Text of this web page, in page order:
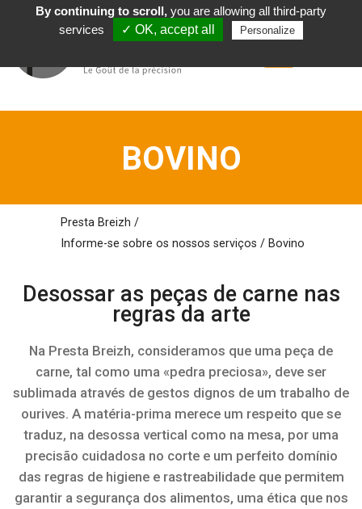
Português
BOVINO
Presta Breizh /
Informe-se sobre os nossos serviços / Bovino
Desossar as peças de carnenas
regras da arte
Na Presta Breizh, consideramos que uma peça de
carne, tal como uma «pedra preciosa», deve ser
sublimada através de gestos dignos de um trabalho de
ourives. A matéria-prima merece um respeito que se
traduz, na desossa vertical como na mesa, por uma
precisão cuidadosa no corte e um perfeito domínio
das regras de higiene e rastreabilidade que permitem
garantir a segurança dos alimentos, uma ética que nos
By continuing to scroll,you are allowing all third-party
services
✓ OK, accept all Personalize